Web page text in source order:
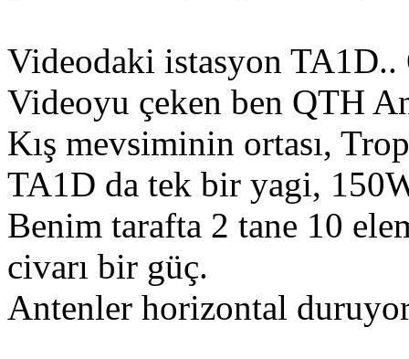
Videodaki istasyon
Videoyu çeken ben QTH
Kış mevsiminin ortası,
TA1D da tek bir yagi,
Benim tarafta 2 tane 10
civarı bir güç.
Antenler horizontal